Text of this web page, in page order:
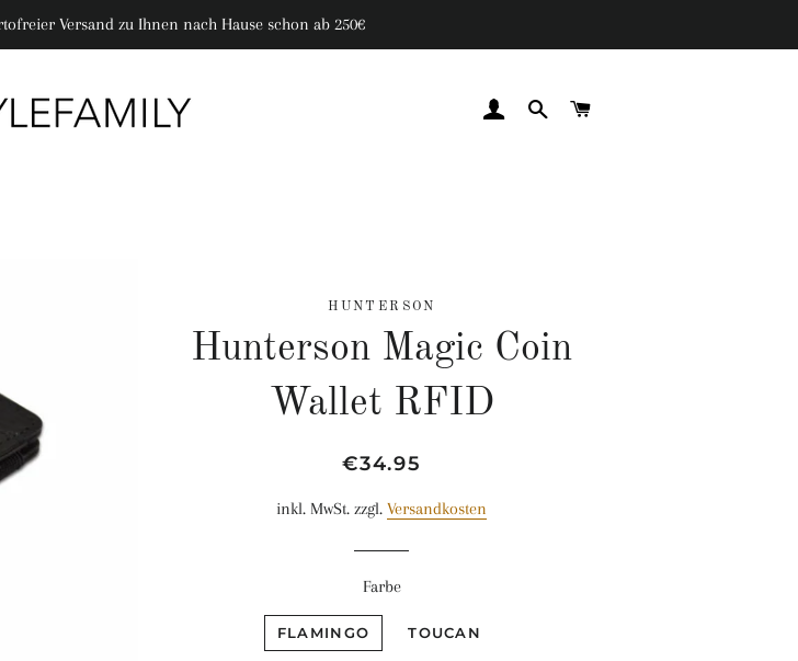
Versand zu Ihnen nach Hause schon ab 250€
EINLOGGEN
SUCHE
HUNTERSON
Hunterson Magic Coin
Wallet RFID
Normaler
Sonderpreis
€34.95
inkl. MwSt. zzgl.Versandkosten
Farbe
FLAMINGO TOUCAN